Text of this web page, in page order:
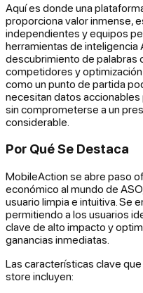
Aquí es donde una
proporciona valor inmense,
independientes y equipos
herramientas de inteligencia
descubrimiento de palabras
competidores y
como un punto de partida
necesitan datos
sin comprometerse a un
considerable.
Por Qué Se Destaca
MobileAction se abre paso
económico al mundo de
usuario limpia e intuitiva. Se
permitiendo a los usuarios
clave de alto impacto y
ganancias inmediatas.
Las características clave
store incluyen: